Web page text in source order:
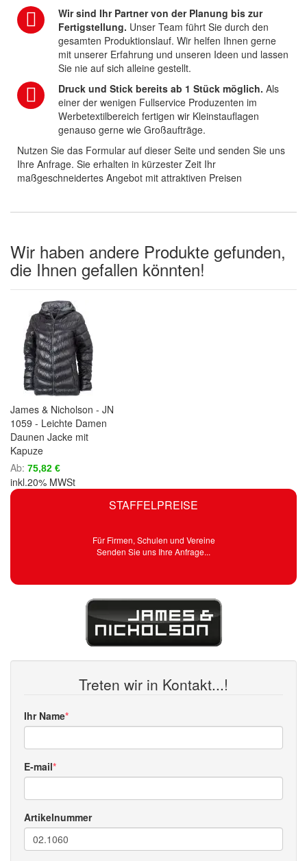
STAFFELPREISE
Für Firmen, Schulen und Vereine
Senden Sie uns Ihre Anfrage...
Treten wir in Kontakt...!
Ihr Name
E-mail
Artikelnummer
Wir sind Ihr Partner von der Planung bis zur
Fertigstellung. Unser Team führt Sie durch den
gesamten Produktionslauf. Wir helfen Ihnen gerne
mit unserer Erfahrung und unseren Ideen und lassen
Sie nie auf sich alleine gestellt.
Druck und Stick bereits ab 1 Stück möglich. Als
einer der wenigen Fullservice Produzenten im
Werbetextilbereich fertigen wir Kleinstauflagen
genauso gerne wie Großaufträge.
Nutzen Sie das Formular auf dieser Seite und senden Sie uns
Ihre Anfrage. Sie erhalten in kürzester Zeit Ihr
maßgeschneidertes Angebot mit attraktiven Preisen
Wir haben andere Produkte gefunden,
die Ihnen gefallen könnten!
James & Nicholson - JN
1059 - Leichte Damen
Daunen Jacke mit
Kapuze
Ab 75,82 €
inkl.20% MWSt